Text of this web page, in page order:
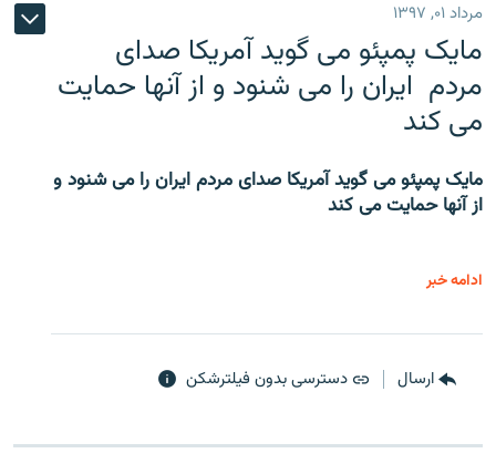
مرداد ۰۱, ۱۳۹۷
مایک پمپئو می گوید آمریکا صدای
مردم ایران را می شنود و از آنها حمایت
می کند
مایک پمپئو می گوید آمریکا صدای مردم ایران را می شنود و
از آنها حمایت می کند
ادامه خبر
ارسال دسترسی بدون فیلترشکن